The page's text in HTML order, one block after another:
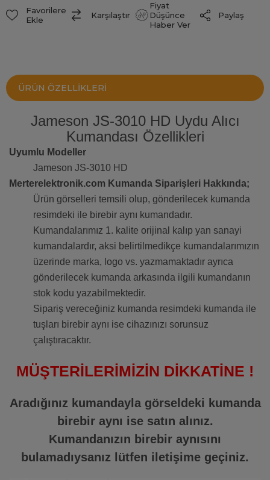
Favorilere
Ekle
Karşılaştır
Fiyat
Düşünce
Haber Ver
Paylaş
ÜRÜN ÖZELLIKLERI
Jameson JS-3010 HD Uydu Alıcı
Kumandası Özellikleri
Uyumlu Modeller
Jameson JS-3010 HD
Merterelektronik.com Kumanda Siparişleri Hakkında;
Ürün görselleri temsili olup, gönderilecek kumanda
resimdeki ile birebir aynı kumandadır.
Kumandalarımız 1. kalite orijinal kalıp yan sanayi
kumandalardır, aksi belirtilmedikçe kumandalarımızın
üzerinde marka, logo vs. yazmamaktadır ayrıca
gönderilecek kumanda arkasında ilgili kumandanın
stok kodu yazabilmektedir.
Sipariş vereceğiniz kumanda resimdeki kumanda ile
tuşları birebir aynı ise cihazınızı sorunsuz
çalıştıracaktır.
MÜŞTERİLERİMİZİN DİKKATİNE !
Aradığınız kumandayla görseldeki kumanda
birebir aynı ise satın alınız.
Kumandanızın birebir aynısını
bulamadıysanız lütfen iletişime geçiniz.